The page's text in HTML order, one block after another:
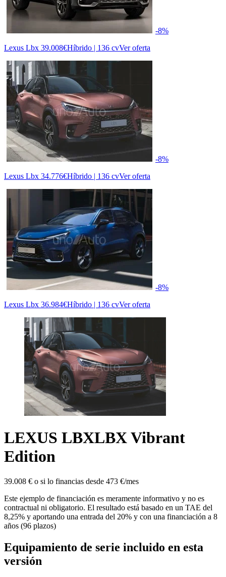
-8%
Lexus Lbx 39.008€Híbrido | 136 cvVer oferta
-8%
Lexus Lbx 34.776€Híbrido | 136 cvVer oferta
-8%
Lexus Lbx 36.984€Híbrido | 136 cvVer oferta
LEXUS LBXLBX Vibrant
Edition
39.008 € o si lo financias desde 473 €/mes
Este ejemplo de financiación es meramente informativo y no es
contractual ni obligatorio. El resultado está basado en un TAE del
8,25% y aportando una entrada del 20% y con una financiación a 8
años (96 plazos)
Equipamiento de serie incluido en esta
versión